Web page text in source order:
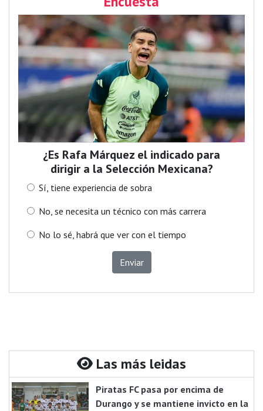
¿Es Rafa Márquez el indicado para
dirigir a la Selección Mexicana?
Sí, tiene experiencia de sobra
No, se necesita un técnico con más carrera
No lo sé, habrá que ver con el tiempo
Enviar
Las más leidas
Piratas FC pasa por encima de
Durango y se mantiene invicto en la